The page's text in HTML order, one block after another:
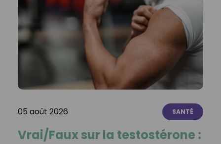
05 août 2026 SANTÉ
Vrai/Faux sur la testostérone :